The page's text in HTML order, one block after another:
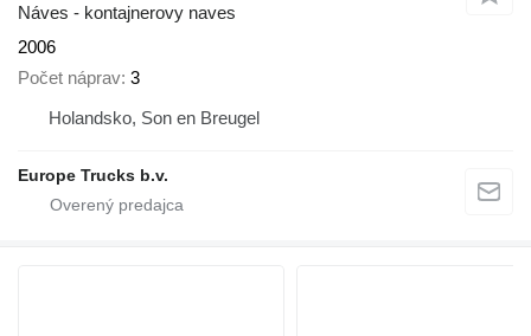
Náves - kontajnerovy naves
2006
Počet náprav 3
Holandsko, Son en Breugel
Europe Trucks b.v.